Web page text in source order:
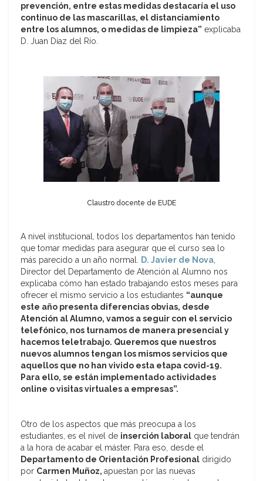
prevención, entre estas medidas destacaría el uso
continuo de las mascarillas, el distanciamiento
entre los alumnos, o medidas de limpieza” explicaba
D. Juan Díaz del Río.
Claustro docente de EUDE
A nivel institucional, todos los departamentos han tenido
que tomar medidas para asegurar que el curso sea lo
más parecido a un año normal. D. Javier de Nova,
Director del Departamento de Atención al Alumno nos
explicaba cómo han estado trabajando estos meses para
ofrecer el mismo servicio a los estudiantes “aunque
este año presenta diferencias obvias, desde
Atención al Alumno, vamos a seguir con el servicio
telefónico, nos turnamos de manera presencial y
hacemos teletrabajo. Queremos que nuestros
nuevos alumnos tengan los mismos servicios que
aquellos que no han vivido esta etapa covid-19.
Para ello, se están implementado actividades
online o visitas virtuales a empresas”.
Otro de los aspectos que más preocupa a los
estudiantes, es el nivel de inserción laboral que tendrán
a la hora de acabar el máster. Para eso, desde el
Departamento de Orientación Profesional dirigido
por Carmen Muñoz, apuestan por las nuevas